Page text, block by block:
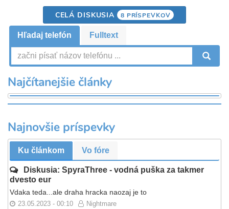
by
Kubo102030
CELÁ DISKUSIA 8 PRÍSPEVKOV
Hľadaj telefón Fulltext
Najčítanejšie články
Najnovšie príspevky
Ku článkom Vo fóre
Diskusia: SpyraThree - vodná puška za takmer
dvesto eur
Vdaka teda...ale draha hracka naozaj je to
23.05.2023 - 00:10 Nightmare